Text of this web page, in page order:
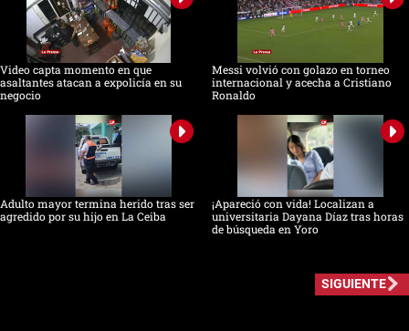
Video capta momento en que
asaltantes atacan a expolicía en su
negocio
Messi volvió con golazo en torneo
internacional y acecha a Cristiano
Ronaldo
Adulto mayor termina herido tras ser
agredido por su hijo en La Ceiba
¡Apareció con vida! Localizan a
universitaria Dayana Díaz tras horas
de búsqueda en Yoro
SIGUIENTE